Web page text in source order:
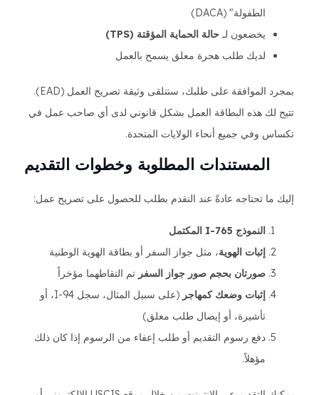
الطفولة" (DACA)
يخضعون لـحالة الحماية المؤقتة (TPS)
لديك طلب هجرة معلق يسمح بالعمل
بمجرد الموافقة على طلبك، ستتلقى وثيقة تصريح العمل (EAD).
تتيح لك هذه البطاقة العمل بشكل قانوني لدى أي صاحب عمل في
تكساس وفي جميع أنحاء الولايات المتحدة.
المستندات المطلوبة وخطوات التقديم
إليك ما تحتاجه عادةً عند التقدم بطلب للحصول على تصريح عمل:
النموذج I-765 المكتمل
إثبات الهوية، مثل جواز السفر أو بطاقة الهوية الوطنية
صورتان بحجم صور جواز السفر تم التقاطهما مؤخراً
إثبات وضعك كمهاجر
(على سبيل المثال، سجل I-94، أو
تأشيرة، أو إيصال طلب معلق)
دفع رسوم التقديم أو طلب إعفاء من الرسوم إذا كان ذلك
مؤهلاً.